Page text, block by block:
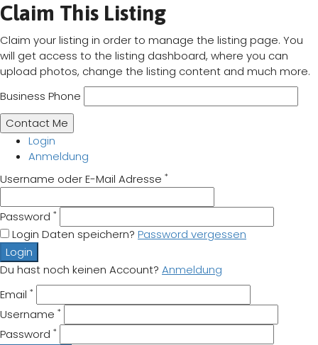
Claim This Listing
Claim your listing in order to manage the listing page. You
will get access to the listing dashboard, where you can
upload photos, change the listing content and much more.
Business Phone
Login
Anmeldung
Username oder E-Mail Adresse *
Password *
Login Daten speichern? Password vergessen
Login
Du hast noch keinen Account? Anmeldung
Email *
Username *
Password *